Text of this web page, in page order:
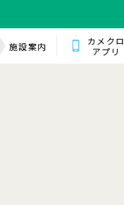
施設案内
カメクロ
アプリ